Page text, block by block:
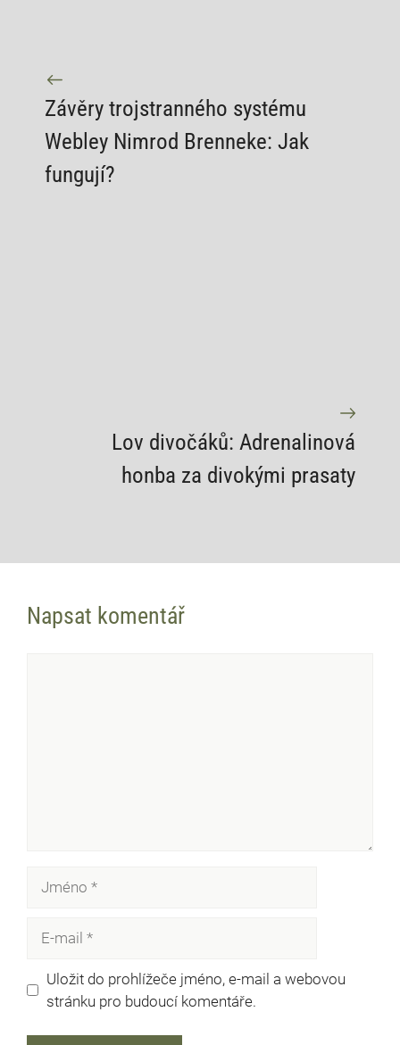
Závěry trojstranného systému
Webley Nimrod Brenneke: Jak
fungují?
Lov divočáků: Adrenalinová
honba za divokými prasaty
Napsat komentář
mail
Uložit do prohlížeče jméno, e-mail a webovou
stránku pro budoucí komentáře.